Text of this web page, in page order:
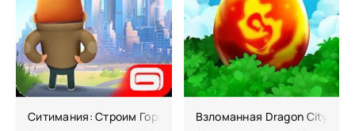
Ситимания: Строим Город взломаннаяВзломанная Dragon City на